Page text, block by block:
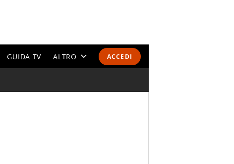
ACCEDI
GUIDA TV ALTRO